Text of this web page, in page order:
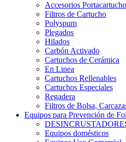
Accesorios
Filtros de Cartucho
Polyspum
Plegados
Hilados
Carbón Activado
Cartuchos de Cerámica
En Linea
Cartuchos Rellenables
Cartuchos Especiales
Regadera
Filtros de Bolsa,
Equipos para Prevención de
Equipos domésticos